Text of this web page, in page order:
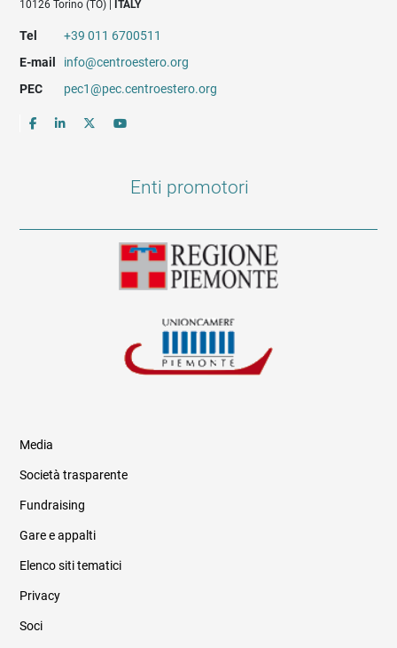
10126 Torino (TO) | ITALY
Tel
+39 011 6700511
E-mail
info@centroestero.org
PEC
pec1@pec.centroestero.org
Enti promotori
Informazioni legali e trasparenza
Media
Società trasparente
Fundraising
Gare e appalti
Elenco siti tematici
Privacy
Soci